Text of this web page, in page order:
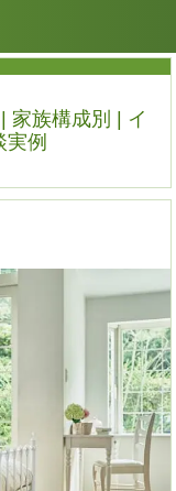
家族構成別 | イ
例